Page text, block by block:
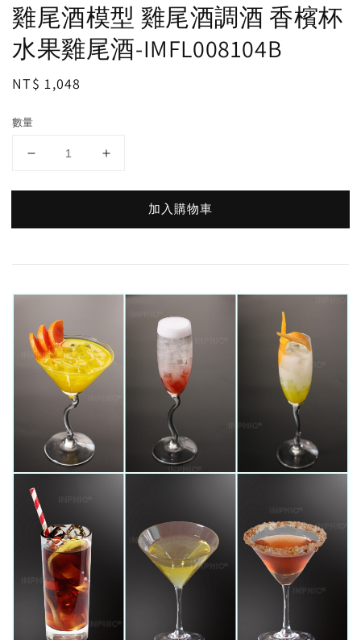
雞尾酒模型 雞尾酒調酒 香檳杯
水果雞尾酒-IMFL008104B
Regular
NT$ 1,048
數量
加入購物車